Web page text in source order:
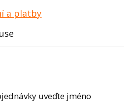
a platby
uveďte jméno